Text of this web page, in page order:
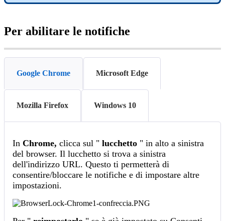
Per abilitare le notifiche
Google Chrome Microsoft Edge
Mozilla Firefox Windows 10
In Chrome, clicca sul " lucchetto " in alto a sinistra
del browser. Il lucchetto si trova a sinistra
dell'indirizzo URL. Questo ti permetterà di
consentire/bloccare le notifiche e di impostare altre
impostazioni.